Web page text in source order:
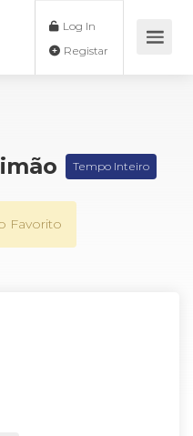
Log In
Tempo Inteiro
Favorito